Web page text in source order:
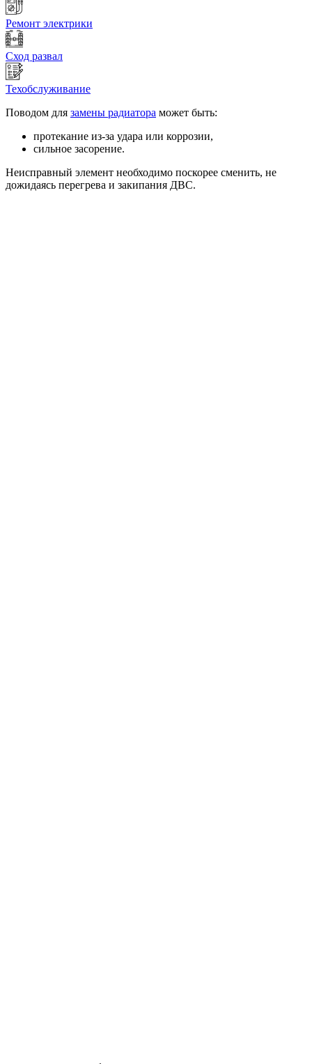
Ремонт электрики
Сход развал
Техобслуживание
Поводом для замены радиатора может быть:
протекание из-за удара или коррозии,
сильное засорение.
Неисправный элемент необходимо поскорее сменить, не
дожидаясь перегрева и закипания ДВС.